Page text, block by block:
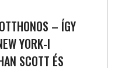
– ÍGY
YORK-I
SCOTT ÉS